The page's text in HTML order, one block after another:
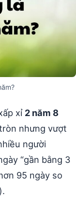
xỉ 2 năm 8
nhưng vượt
người
“gần bằng 3
95 ngày so